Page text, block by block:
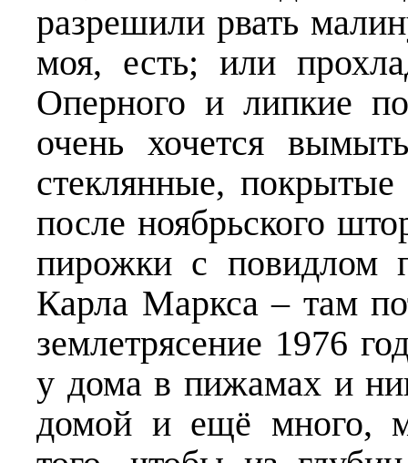
разрешили рвать
моя, есть; или
Оперного и липкие
очень хочется
стеклянные, покрытые
после ноябрьского
пирожки с повидлом
Карла Маркса – там
землетрясение 1976
у дома в пижамах и
домой и ещё много,